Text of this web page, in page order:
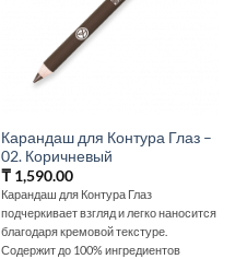
Карандаш для Контура Глаз –
02. Коричневый
₸1,590.00
Карандаш для Контура Глаз
подчеркивает взгляд и легко наносится
благодаря кремовой текстуре.
Содержит до 100% ингредиентов